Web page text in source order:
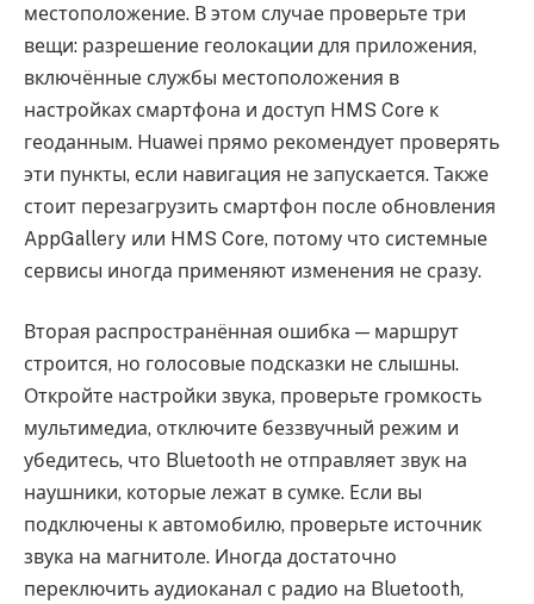
местоположение. В этом случае проверьте три
вещи: разрешение геолокации для приложения,
включённые службы местоположения в
настройках смартфона и доступ HMS Core к
геоданным. Huawei прямо рекомендует проверять
эти пункты, если навигация не запускается. Также
стоит перезагрузить смартфон после обновления
AppGallery или HMS Core, потому что системные
сервисы иногда применяют изменения не сразу.
Вторая распространённая ошибка — маршрут
строится, но голосовые подсказки не слышны.
Откройте настройки звука, проверьте громкость
мультимедиа, отключите беззвучный режим и
убедитесь, что Bluetooth не отправляет звук на
наушники, которые лежат в сумке. Если вы
подключены к автомобилю, проверьте источник
звука на магнитоле. Иногда достаточно
переключить аудиоканал с радио на Bluetooth,